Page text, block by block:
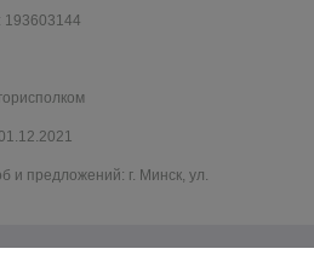
193603144
и предложений: г. Минск, ул.